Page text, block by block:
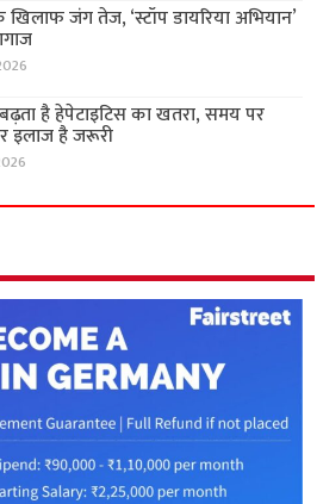
खिलाफ जंग तेज, ‘स्टॉप डायरिया अभियान’
है हेपेटाइटिस का खतरा, समय पर
इलाज है जरूरी